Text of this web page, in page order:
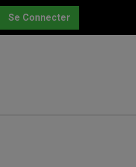
Se Connecter